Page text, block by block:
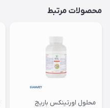
محصولات مرتبط
محلول اورتینکس باریج